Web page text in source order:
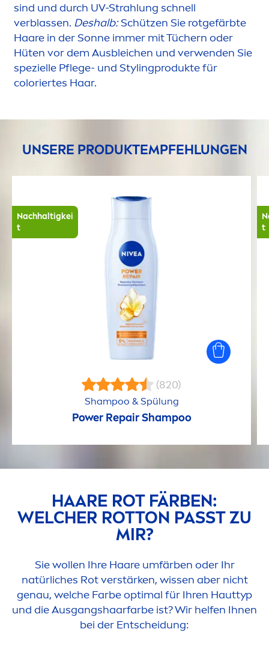
sind und durch UV-Strahlung schnell
verblassen. Deshalb:Schützen Sie rotgefärbte
Haare in der Sonne immer mit Tüchern oder
Hüten vor dem Ausbleichen und verwenden Sie
spezielle Pflege- und Stylingprodukte für
coloriertes Haar.
UNSERE PRODUKTEMPFEHLUNGEN
Nachhaltigkei
t
(820)
Shampoo & Spülung
Power RepairShampoo
t
HAARE ROT FÄRBEN:
WELCHER ROTTON PASST ZU
MIR?
Sie wollen Ihre Haare umfärben oder Ihr
natürliches Rot verstärken, wissen aber nicht
genau, welche Farbe optimal für Ihren Hauttyp
und die Ausgangshaarfarbe ist? Wir helfen Ihnen
bei der Entscheidung: